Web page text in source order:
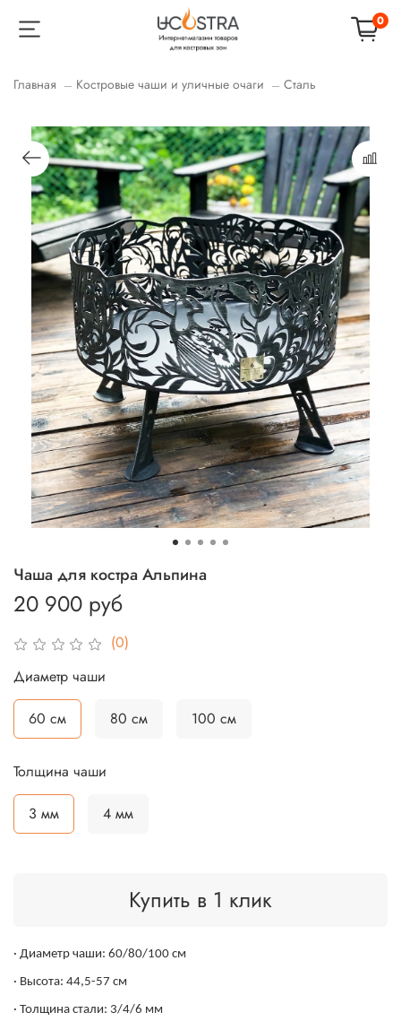
0
Главная Костровые чаши и уличные очаги Сталь
(0)
Чаша для костра Альпина
20 900 руб
Купить в 1 клик
Диаметр чаши
60 см 80 см 100 см
Толщина чаши
3 мм 4 мм
· Диаметр чаши: 60/80/100 см
· Высота: 44,5-57 см
· Толщина стали: 3/4/6 мм